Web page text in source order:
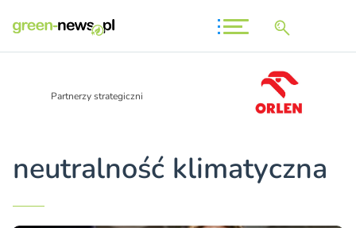
Partnerzy strategiczni
neutralność klimatyczna